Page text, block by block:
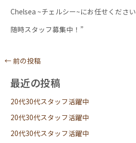
Chelsea ~チェルシー~にお任せください
随時スタッフ募集中！”
←前の投稿
最近の投稿
20代30代スタッフ活躍中
20代30代スタッフ活躍中
20代30代スタッフ活躍中